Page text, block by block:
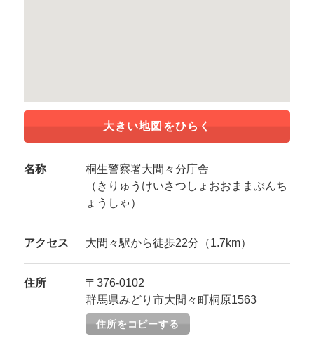
大きい地図をひらく
名称
桐生警察署大間々分庁舎
（きりゅうけいさつしょおおままぶんち
ょうしゃ）
アクセス 大間々駅から徒歩22分（1.7km）
住所
〒376-0102
群馬県みどり市大間々町桐原1563
住所をコピーする